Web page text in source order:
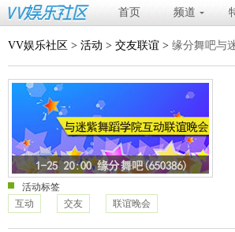
首页 频道
VV娱乐社区 > 活动 > 交友联谊 > 缘分舞吧与
活动标签
互动
交友 联谊晚会